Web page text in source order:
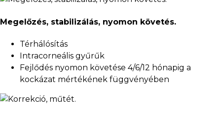
Megelőzés, stabilizálás, nyomon követés.
Térhálósítás
Intracorneális gyűrűk
Fejlődés nyomon követése 4/6/12 hónapig a
kockázat mértékének függvényében